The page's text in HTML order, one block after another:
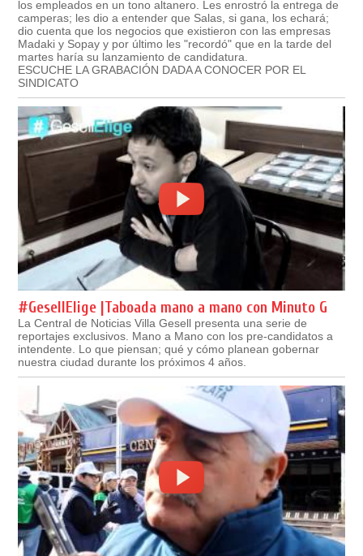
los empleados en un tono altanero. Les enrostró la entrega de
camperas; les dio a entender que Salas, si gana, los echará;
dio cuenta que los negocios que existieron con las empresas
Madaki y Sopay y por último les "recordó" que en la tarde del
martes haría su lanzamiento de candidatura.
ESCUCHE LA GRABACIÓN DADA A CONOCER POR EL
SINDICATO
#GesellElige |Taboada mano a mano con Minuto G
La Central de Noticias Villa Gesell presenta una serie de
reportajes exclusivos. Mano a Mano con los pre-candidatos a
intendente. Lo que piensan; qué y cómo planean gobernar
nuestra ciudad durante los próximos 4 años.